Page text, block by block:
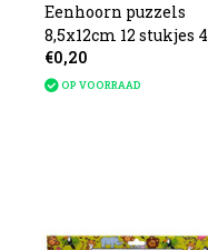
Eenhoorn puzzels
8,5x12cm 12 stukjes 4
assorti
€0,20
OP VOORRAAD